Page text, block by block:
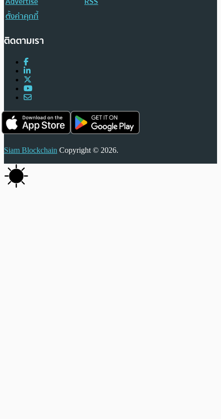
ตั้งค่าคุกกี้
ติดตามเรา
Siam Blockchain Copyright © 2026.